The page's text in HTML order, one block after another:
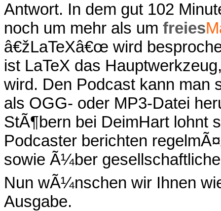
Antwort. In dem gut 102
noch um mehr als um freies
â€žLaTeXâ€œ wird
ist LaTeX das
wird. Den Podcast kann man
als OGG- oder MP3-Datei
StÃ¶bern bei DeimHart lohnt
Podcaster berichten
sowie Ã¼ber
Nun wÃ¼nschen wir Ihnen
Ausgabe.